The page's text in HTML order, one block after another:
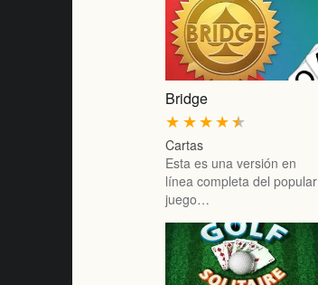
Bridge
★
★
★
★
★
Cartas
Esta es una versión en
línea completa del popular
juego…